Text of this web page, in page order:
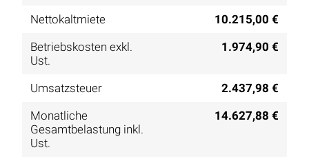
Nettokaltmiete
10.215,00 €
Betriebskosten exkl.
Ust.
1.974,90 €
Umsatzsteuer
2.437,98 €
Monatliche
Gesamtbelastung inkl.
Ust.
14.627,88 €